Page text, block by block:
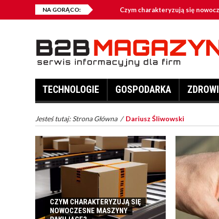
NA GORĄCO: Czym charakteryzują się
Kontenery na złom – kiedy warto
Co zalicza się do odzieży
Fotowoltaika – dlaczego jest
TECHNOLOGIE GOSPODARKA
Jesteś tutaj: Strona Główna / Dariusz Śliwowski
CZYM CHARAKTERYZUJĄ SIĘ
NOWOCZESNE MASZYNY